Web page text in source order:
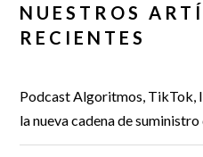
NUESTROS
RECIENTES
Podcast Algoritmos, TikTok,
la nueva cadena de